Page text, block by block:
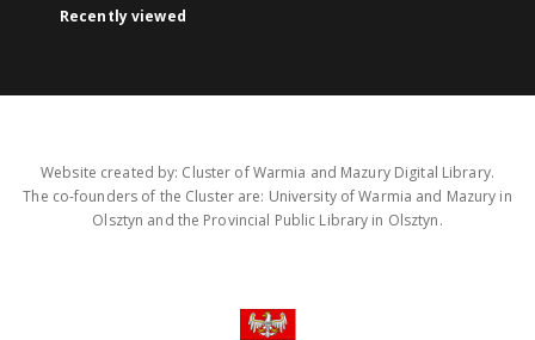
Recently viewed
Website created by: Cluster of Warmia and Mazury Digital Library.
The co-founders of the Cluster are: University of Warmia and Mazury in
Olsztyn and the Provincial Public Library in Olsztyn.